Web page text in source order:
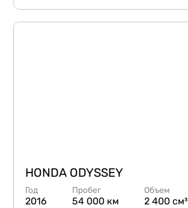
HONDA ODYSSEY
Год
2016
Пробег
54 000 км
Объем
2 400 см³